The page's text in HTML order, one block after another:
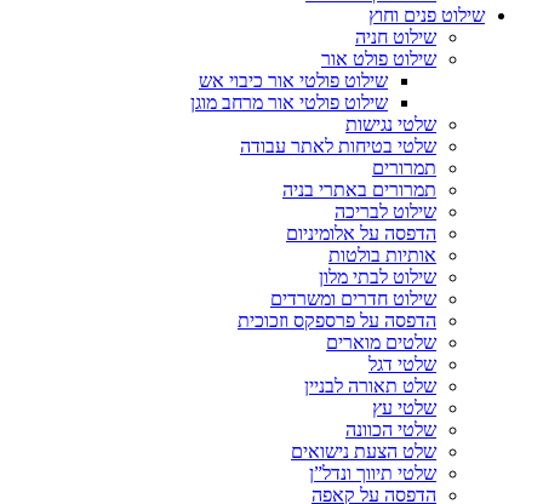
שילוט פנים וחוץ
שילוט חניה
שילוט פולט אור
שילוט פולטי אור כיבוי אש
שילוט פולטי אור מרחב מוגן
שלטי נגישות
שלטי בטיחות לאתר עבודה
תמרורים
תמרורים באתרי בניה
שילוט לבריכה
הדפסה על אלומיניום
אותיות בולטות
שילוט לבתי מלון
שילוט חדרים ומשרדים
הדפסה על פרספקס וזכוכית
שלטים מוארים
שלטי דגל
שלט תאורה לבניין
שלטי עץ
שלטי הכוונה
שלט הצעת נישואים
שלטי תיווך ונדל”ן
הדפסה על קאפה